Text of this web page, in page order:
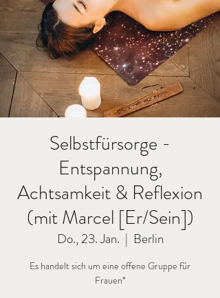
Selbstfürsorge -
Entspannung,
Achtsamkeit & Reflexion
(mit Marcel [Er/Sein])
Do., 23. Jan.
  |
Berlin
Es handelt sich um eine offene Gruppe für
Frauen*